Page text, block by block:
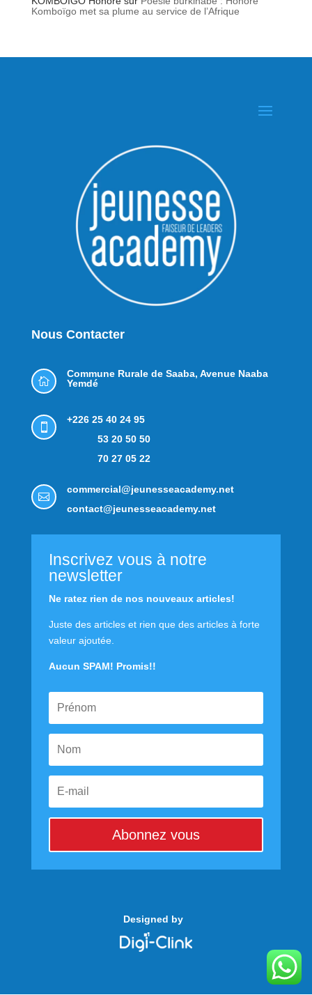
Komboïgo met sa plume au service de l’Afrique
Nous Contacter

Commune Rurale de Saaba, Avenue Naaba
Yemdé

+226 25 40 24 95
53 20 50 50
70 27 05 22

commercial@jeunesseacademy.net
contact@jeunesseacademy.net
Inscrivez vous à notre
newsletter
Ne ratez rien de nos nouveaux articles!
Juste des articles et rien que des articles à forte
valeur ajoutée.
Aucun SPAM! Promis!!
Abonnez vous
Designed by